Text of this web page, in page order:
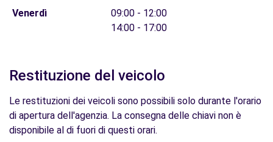
Venerdì
09:00 - 12:00
14:00 - 17:00
Restituzione del veicolo
Le restituzioni dei veicoli sono possibili solo durante l'orario
di apertura dell'agenzia. La consegna delle chiavi non è
disponibile al di fuori di questi orari.